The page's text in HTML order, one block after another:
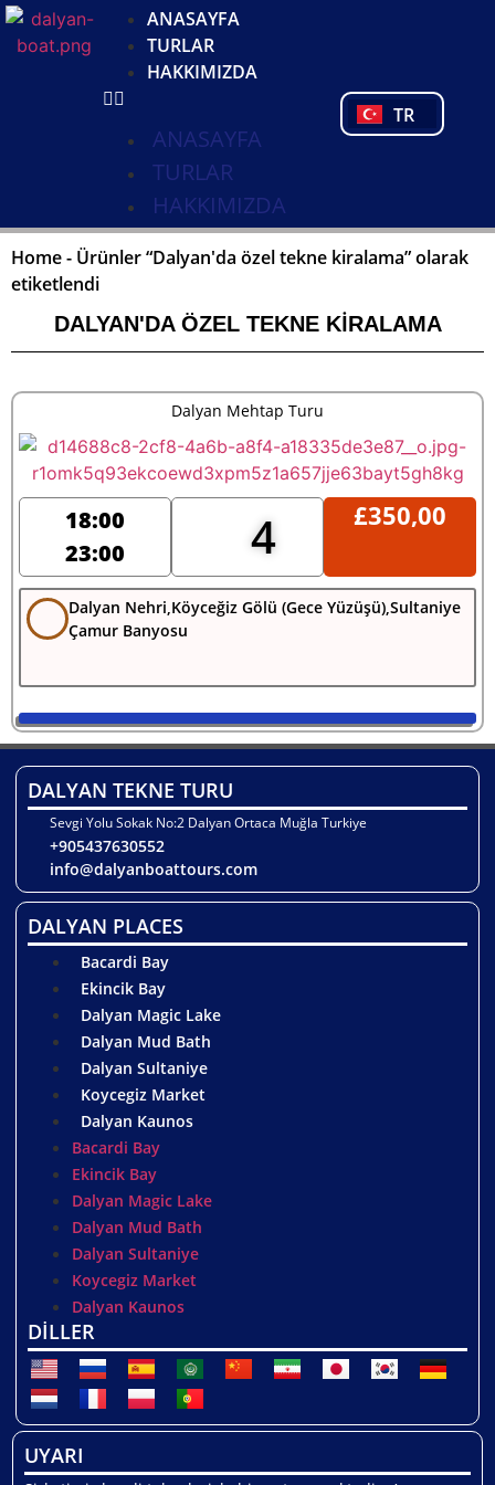
ANASAYFA
TURLAR
HAKKIMIZDA
ANASAYFA
TURLAR
HAKKIMIZDA
TR
PL
PT
Home- Ürünler “Dalyan'da özel tekne kiralama” olarak
etiketlendi
DALYAN'DA ÖZEL TEKNE KIRALAMA
Dalyan Mehtap Turu
18:00
23:00
4 £350,00
Dalyan Nehri,Köyceğiz Gölü (Gece Yüzüşü),Sultaniye
Çamur Banyosu
DALYAN TEKNE TURU
Sevgi Yolu Sokak No:2 Dalyan Ortaca Muğla Turkiye
+905437630552
info@dalyanboattours.com
DALYAN PLACES
Bacardi Bay
Ekincik Bay
Dalyan Magic Lake
Dalyan Mud Bath
Dalyan Sultaniye
Koycegiz Market
Dalyan Kaunos
Bacardi Bay
Ekincik Bay
Dalyan Magic Lake
Dalyan Mud Bath
Dalyan Sultaniye
Koycegiz Market
Dalyan Kaunos
DİLLER
UYARI